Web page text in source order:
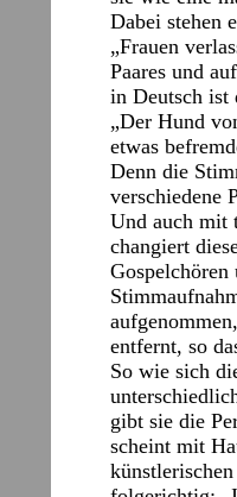
Dabei stehen
„Frauen
Paares und
in Deutsch ist
„Der Hund
etwas
Denn die
verschiedene
Und auch mit
changiert
Gospelchören
entfernt, so
So wie sich
gibt sie die
scheint mit